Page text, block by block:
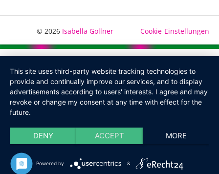
© 2026 Isabella Gollner Cookie-Einstellungen
This site uses third-party website tracking technologies to
provide and continually improve our services, and to display
advertisements according to users' interests. I agree and may
revoke or change my consent at any time with effect for the
future.
DENY ACCEPT MORE
Powered by &